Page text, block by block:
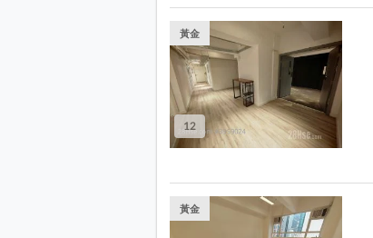
12
黃金
黃金